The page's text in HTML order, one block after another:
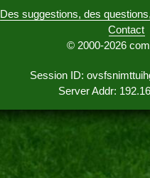
Des suggestions, des
Contact
© 2000-2026
Session ID:
Server Addr: